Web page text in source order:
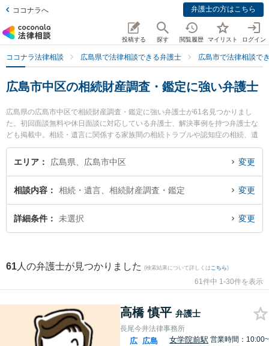
ココナラへ 弁護士の方はこちら
投稿する 探す 閲覧履歴 マイリスト ログイン
ココナラ法律相談 広島県で法律相談できる弁護士 広島市で法律相談で
広島市中区の相続財産調査・鑑定に強い弁護士
広島県の広島市中区で相続財産調査・鑑定に強い弁護士が61名見つかりまし
た。初回面談無料や休日面談に対応している弁護士、解決事例を持つ弁護士な
ども掲載中。相続・遺言に関係する家族間の相続トラブルや認知症の相続、遺
産分割等の細かな分野での絞り込み検索もでき便利です。特に長尾今井法律事
務所の高橋 慎平弁護士や平和大通り法律事務所の山本 淳哲弁護士、かさはら法
ブルを今すぐに弁護士に相談したい』『相続財産調査・鑑定のトラブル解決の
実績豊富な近くの弁護士を検索したい』『初回相談無料で相続財産調査・鑑定
を法律相談できる広島市中区内の弁護士に相談予約したい』などでお困りの相
エリア 広島県、広島市中区 変更
相談内容 相続・遺言、相続財産調査・鑑定 変更
詳細条件 未選択 変更
61 人の弁護士が見つかりました (検索結果について詳しくは こちら)
61件中 1-30件を表示
高橋 慎平 弁護士
長尾今井法律事務所
広 広島
女学院前駅 営業時間：10:00~